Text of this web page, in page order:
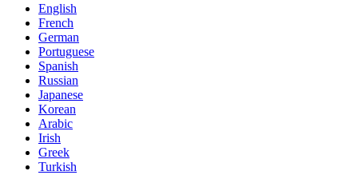
English
French
German
Portuguese
Spanish
Russian
Japanese
Korean
Arabic
Irish
Greek
Turkish